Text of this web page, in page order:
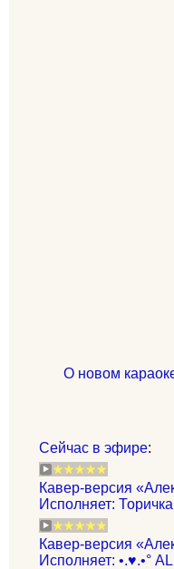
О новом
Сейчас в эфире:
Кавер-версия
Исполняет: Торичка
Кавер-версия
Исполняет: •.♥.•°